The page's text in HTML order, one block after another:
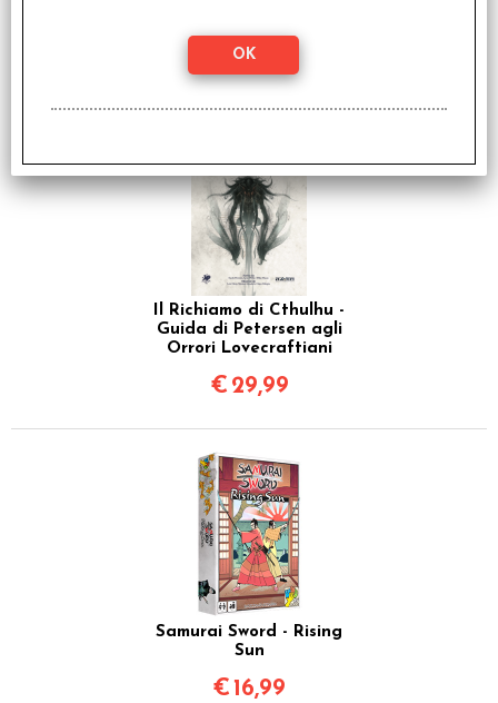
24,99
Il Richiamo di Cthulhu -
Guida di Petersen agli
Orrori Lovecraftiani
€ 29,99
Samurai Sword - Rising
Sun
€ 16,99